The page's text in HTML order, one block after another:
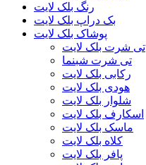
رنگ بلک لایت
بک دراپ بلک لایت
پوشاک بلک لایت
تی شرت بلک لایت
تی شرت شبنما
رکابی بلک لایت
هودی بلک لایت
شلوار بلک لایت
اسکارف بلک لایت
ماسک بلک لایت
کلاه بلک لایت
پافر بلک لایت